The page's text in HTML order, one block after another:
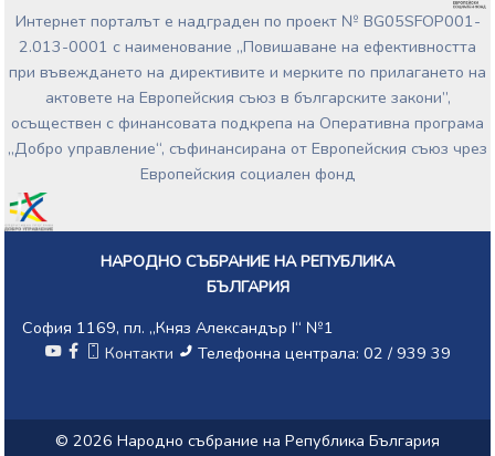
Интернет порталът е надграден по проект № BG05SFOP001-
2.013-0001 с наименование „Повишаване на ефективността
при въвеждането на директивите и мерките по прилагането на
актовете на Европейския съюз в българските закони”,
осъществен с финансовата подкрепа на Оперативна програма
„Добро управление“, съфинансирана от Европейския съюз чрез
Европейския социален фонд
НАРОДНО СЪБРАНИЕ НА РЕПУБЛИКА
БЪЛГАРИЯ
София 1169, пл. „Княз Александър I“ №1
Контакти
Телефонна централа: 02 / 939 39
© 2026 Народно събрание на Република България